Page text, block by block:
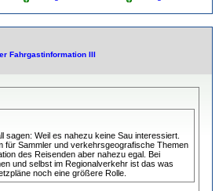
Fahrgastinformation III
sagen: Weil es nahezu keine Sau interessiert.
für Sammler und verkehrsgeografische Themen
des Reisenden aber nahezu egal. Bei
und selbst im Regionalverkehr ist das was
noch eine größere Rolle.